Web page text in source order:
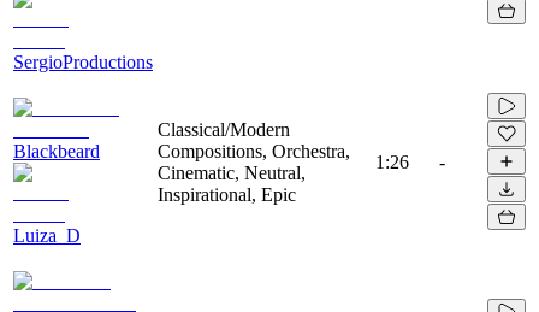
SergioProductions
Blackbeard
Luiza_D
Classical/Modern
Compositions, Orchestra,
Cinematic, Neutral,
Inspirational, Epic
1:26 -